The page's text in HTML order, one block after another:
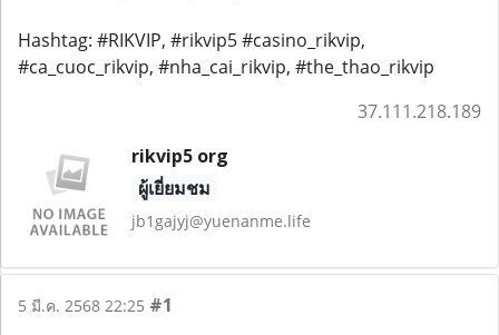
Hashtag: #RIKVIP, #rikvip5 #casino_rikvip,
#ca_cuoc_rikvip, #nha_cai_rikvip, #the_thao_rikvip
37.111.218.189
rikvip5 org
ผู้เยี่ยมชม
jb1gajyj@yuenanme.life
5 มี.ค. 2568 22:25 #1